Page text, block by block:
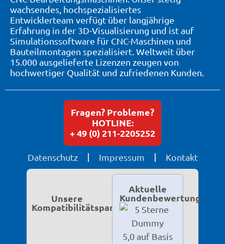
wachsendes, hochspezialisiertes
Entwicklerteam verfügt über langjährige
Erfahrung in der 3D-Visualisierung und ist auf
Simulationssoftware für CNC-Maschinen und
Bauteilmontagen spezialisiert. Weltweit über
15.000 ausgelieferte Lizenzen zeugen von
hochwertiger Qualität und zufriedenen Kunden.
Datenschutz Impressum Kontakt
Fragen? Probleme?
HOTLINE:
+ 49 (0) 211-2205252
Unsere
Kompatibilitätspartner
Aktuelle
Kundenbewertung
5,0 auf Basis